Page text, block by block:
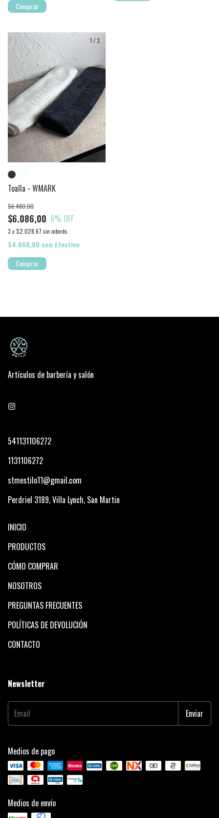
Comprar
1 /3
Toalla - WMARK
$6.086,00
$6.480,00
6% OFF
3 x$2.028,67 sin interés
$4.868,80 con Efectivo
Comprar
Artículos de barbería y salón
541131106272
1131106272
stmestilo11@gmail.com
Perdriel 3189, Villa Lynch, San Martin
INICIO
PRODUCTOS
CÓMO COMPRAR
NOSOTROS
PREGUNTAS FRECUENTES
POLÍTICAS DE DEVOLUCIÓN
CONTACTO
Newsletter
Medios de pago
Medios de envío